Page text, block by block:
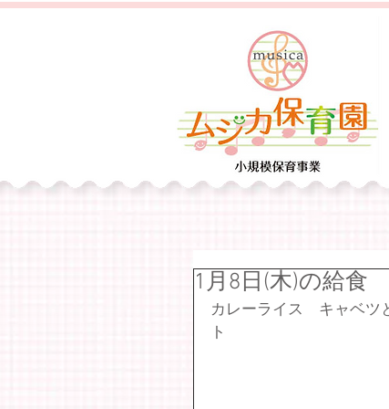
1月8日(木)の給食
カレーライス　キャベ
ト